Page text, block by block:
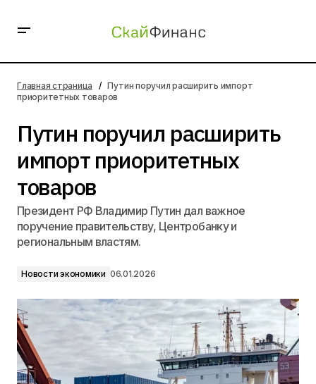
товаров
Главная страница
Путин поручил расширить импорт
приоритетных товаров
Путин поручил расширить
импорт приоритетных
товаров
Президент РФ Владимир Путин дал важное
поручение правительству, Центробанку и
региональным властям.
Новости экономики 06.01.2026